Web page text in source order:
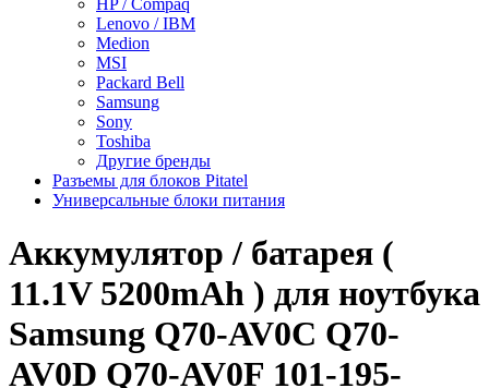
Lenovo / IBM
Medion
MSI
Packard Bell
Samsung
Sony
Toshiba
Другие бренды
Разъемы для блоков Pitatel
Универсальные блоки питания
Аккумулятор / батарея (
11.1V 5200mAh ) для ноутбука
Samsung Q70-AV0C Q70-
AV0D Q70-AV0F 101-195-